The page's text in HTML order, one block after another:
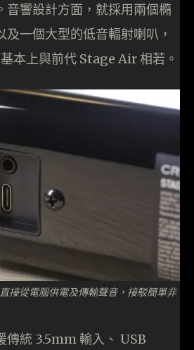
音響設計方面，就採用兩個橢
及一個大型的低音輻射喇叭，
本上與前代 Stage Air 相若。
接從電腦供電及傳輸聲音，接駁簡單非
傳統 3.5mm 輸入、 USB